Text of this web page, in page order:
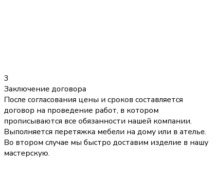
3
Заключение договора
После согласования цены и сроков составляется
договор на проведение работ, в котором
прописываются все обязанности нашей компании.
Выполняется перетяжка мебели на дому или в ателье.
Во втором случае мы быстро доставим изделие в нашу
мастерскую.